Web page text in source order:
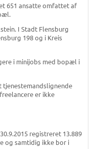
651 ansatte omfattet af
I Stadt Flensburg
198 og i Kreis
i minijobs med bopæl i
tjenestemandslignende
er ikke
registreret 13.889
og samtidig ikke bor i